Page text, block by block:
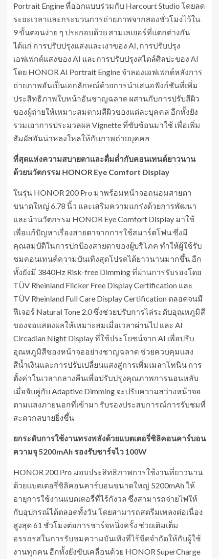
Portrait Engine ที่ออกแบบร่วมกับ Harcourt Studio โดยลด
ระยะเวลาและกระบวนการถ่ายภาพจากสองชั่วโมงไว้ใน
9 ขั้นตอนง่าย ๆ ประกอบด้วย สามเลเยอร์ที่แตกต่างกัน
ได้แก่ การปรับปรุงแสงและเงาของ AI, การปรับปรุง
เอฟเฟกต์แสงของ AI และการปรับปรุงสไตล์ศิลปะของ AI
โดย HONOR AI Portrait Engine จำลองเอฟเฟกต์หลังการ
ถ่ายภาพอันเป็นเอกลักษณ์ด้วยการนำเสนอฟังก์ชันที่เพิ่ม
ประสิทธิภาพใบหน้าอันชาญฉลาด ผสานกับการปรับสีผิว
ของผู้ถ่ายให้เหมาะสมตามสีผิวของแต่ละบุคคล อีกทั้งยัง
รวมเอาการประมวลผล Vignette ที่ซับซ้อนมาใช้ เพื่อเพิ่ม
สัมผัสอันน่าหลงใหลให้กับภาพถ่ายบุคคล
ที่สุดแห่งความสบายตาและดื่มด่ำกับคอนเทนต์ยาวนาน
ด้วยนวัตกรรม HONOR Eye Comfort Display
ในรุ่น HONOR 200 Pro มาพร้อมหน้าจอถนอมสายตา
ขนาดใหญ่ 6.78 นิ้ว และเสริมความแกร่งด้วยการพัฒนา
และนำนวัตกรรม HONOR Eye Comfort Display มาใช้
เพื่อแก้ปัญหาเรื่องสายตาจากการใช้สมาร์ตโฟน ซึ่งมี
คุณสมบัติในการปกป้องสายตาของผู้บริโภค ทำให้ผู้ใช้รับ
ชมคอนเทนต์ความบันเทิงสุดโปรดได้ยาวนานมากขึ้น อีก
ทั้งยังมี 3840Hz Risk-free Dimming ที่ผ่านการรับรองโดย
TÜV Rheinland Flicker Free Display Certification และ
TÜV Rheinland Full Care Display Certification ตลอดจนมี
ฟีเจอร์ Natural Tone 2.0 ซึ่งช่วยปรับการไล่ระดับอุณหภูมิสี
ของจอแสดงผลให้เหมาะสมเมื่อเวลาผ่านไป และ AI
Circadian Night Display ที่ใช้ประโยชน์จาก AI เพื่อปรับ
อุณหภูมิสีของหน้าจออย่างชาญฉลาด ช่วยควบคุมแสง
สีน้ำเงินและการปรับเปลี่ยนแสงสู่การเพิ่มเมลาโทนิน การ
ตั้งค่าในเวลากลางคืนเพื่อปรับปรุงคุณภาพการนอนหลับ
เมื่อจับคู่กับ Adaptive Dimming จะปรับความสว่างหน้าจอ
ตามแสงภายนอกที่เข้ามา รับรองประสบการณ์การรับชมที่
สะดวกสบายยิ่งขึ้น
ยกระดับการใช้งานทรงพลังด้วยแบตเตอรี่ซิลิคอนคาร์บอน
ความจุ5200mAh รองรับชาร์จไว 100W
HONOR 200 Pro มอบประสิทธิภาพการใช้งานที่ยาวนาน
ด้วยแบตเตอรี่ซิลิคอนคาร์บอนขนาดใหญ่ 5200mAh ให้
อายุการใช้งานแบตเตอรี่ที่ไร้กังวล ซึ่งสามารถจ่ายไฟให้
กับอุปกรณ์ได้ตลอดทั้งวัน โดยสามารถสตรีมเพลงต่อเนื่อง
สูงสุด 61 ชั่วโมงต่อการชาร์จหนึ่งครั้ง ช่วยเติมเต็ม
อรรถรสในการรับชมความบันเทิงที่ไร้ขีดจำกัดให้กับผู้ใช้
งานทุกคน อีกทั้งยังขับเคลื่อนด้วย HONOR SuperCharge